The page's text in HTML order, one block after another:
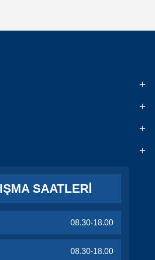
SAATLERİ
08.30-18.00
08.30-18.00